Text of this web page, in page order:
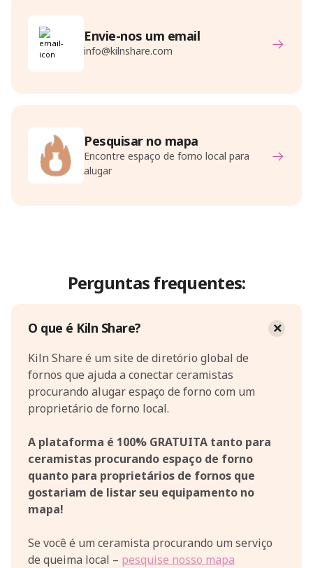
Envie-nos um email
info@kilnshare.com
Pesquisar no mapa
Encontre espaço de forno local para
alugar
Perguntas frequentes:
O que é Kiln Share?
Kiln Share é um site de diretório global de
fornos que ajuda a conectar ceramistas
procurando alugar espaço de forno com um
proprietário de forno local.
A plataforma é 100% GRATUITA tanto para
ceramistas procurando espaço de forno
quanto para proprietários de fornos que
gostariam de listar seu equipamento no
mapa!
Se você é um ceramista procurando um serviço
de queima local – pesquise nosso mapa